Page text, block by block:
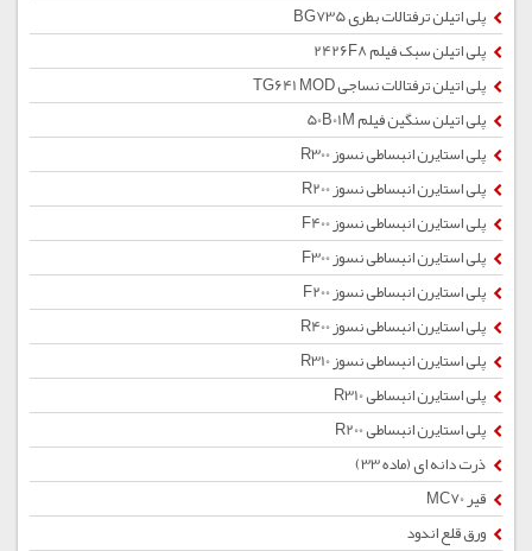
پلی اتیلن ترفتالات بطری BG735
پلی اتیلن سبک فیلم 2426F8
پلی اتیلن ترفتالات نساجی TG641 MOD
پلی اتیلن سنگین فیلم 50B01M
پلی استایرن انبساطی نسوز R300
پلی استایرن انبساطی نسوز R200
پلی استایرن انبساطی نسوز F400
پلی استایرن انبساطی نسوز F300
پلی استایرن انبساطی نسوز F200
پلی استایرن انبساطی نسوز R400
پلی استایرن انبساطی نسوز R310
پلی استایرن انبساطی R310
پلی استایرن انبساطی R200
ذرت دانه ای (ماده 33)
قیر MC70
ورق قلع اندود